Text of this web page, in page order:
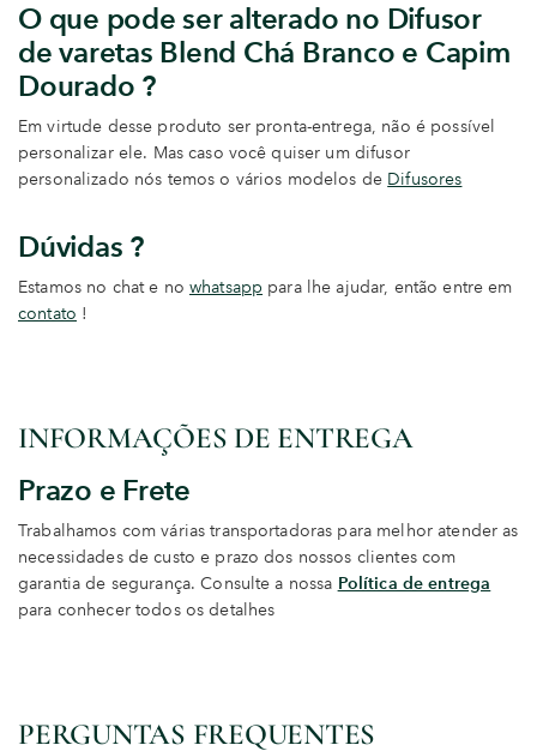
O que pode ser alterado no Difusor
de varetas Blend Chá Branco e Capim
Dourado ?
Em virtude desse produto ser pronta-entrega, não é possível
personalizar ele. Mas caso você quiser um difusor
personalizado nós temos o vários modelos de Difusores
Dúvidas ?
Estamos no chat e no whatsapp para lhe ajudar, então entre em
contato !
INFORMAÇÕES DE ENTREGA
Prazo e Frete
Trabalhamos com várias transportadoras para melhor atender as
necessidades de custo e prazo dos nossos clientes com
garantia de segurança. Consulte a nossa Política de entrega
para conhecer todos os detalhes
PERGUNTAS FREQUENTES